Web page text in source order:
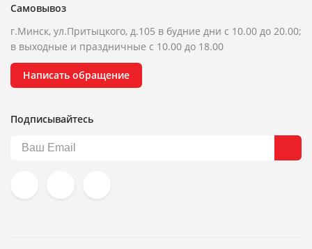
Самовывоз
г.Минск, ул.Притыцкого, д.105 в будние дни с 10.00 до 20.00;
в выходные и праздничные с 10.00 до 18.00
Написать обращение
Подписывайтесь